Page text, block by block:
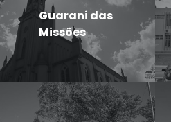
Guarani das
Missões